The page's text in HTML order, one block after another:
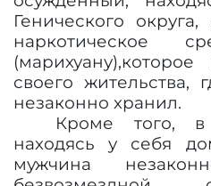
Генического
наркотическое
(марихуану),
своего жительства,
незаконно хранил.
Кроме того,
находясь у себя
мужчина